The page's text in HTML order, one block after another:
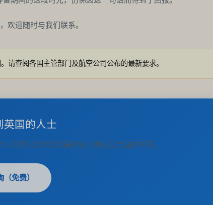
欢迎随时与我们联系。
请查阅各国主管部门及航空公司公布的最新要求。
英国的人士
员将为您和您珍爱的家人提供最合适的方案。
免费）